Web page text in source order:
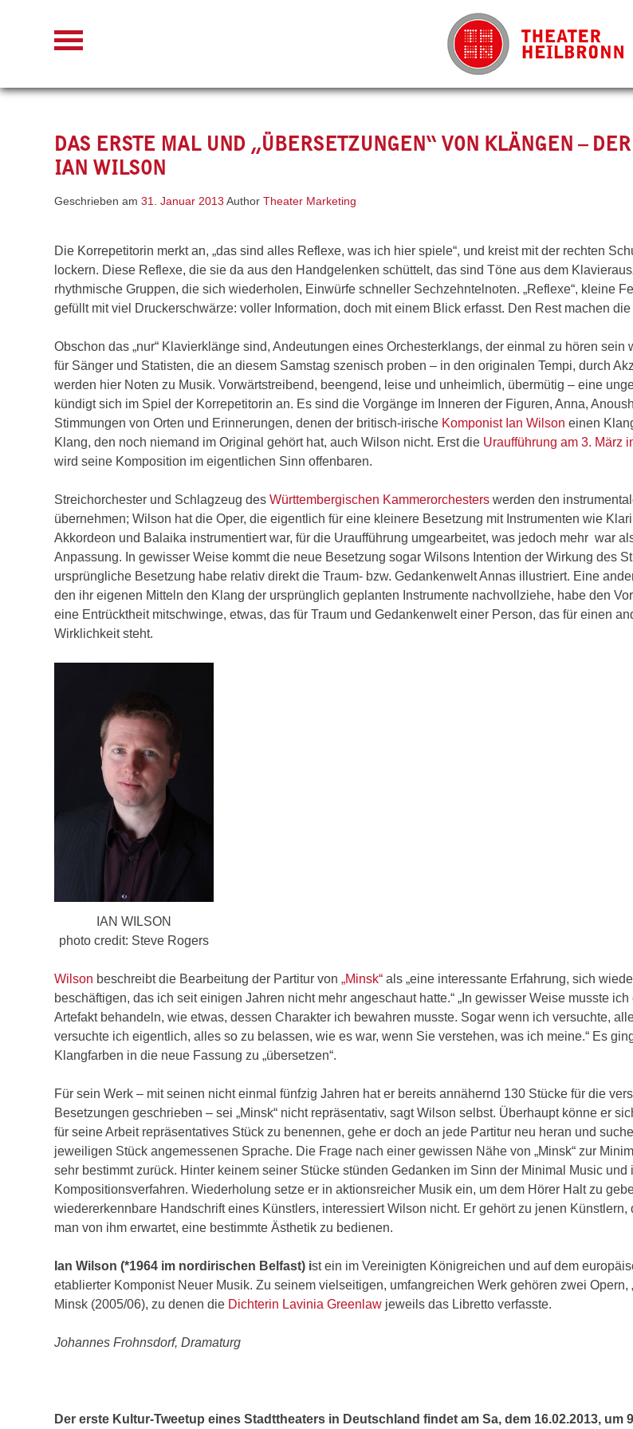
DAS ERSTE MAL UND „ÜBERSETZUNGEN“ VON KLÄNGEN –
IAN WILSON
Geschrieben am 31. Januar 2013 Author Theater Marketing
Die Korrepetitorin merkt an, „das sind alles Reflexe, was ich hier spiele“, und kreist mit der rechten
lockern. Diese Reflexe, die sie da aus den Handgelenken schüttelt, das sind Töne aus dem
rhythmische Gruppen, die sich wiederholen, Einwürfe schneller Sechzehntelnoten. „Reflexe“, kleine
gefüllt mit viel Druckerschwärze: voller Information, doch mit einem Blick erfasst. Den Rest machen
Obschon das „nur“ Klavierklänge sind, Andeutungen eines Orchesterklangs, der einmal zu hören sein
für Sänger und Statisten, die an diesem Samstag szenisch proben – in den originalen Tempi, durch
werden hier Noten zu Musik. Vorwärtstreibend, beengend, leise und unheimlich, übermütig – eine
kündigt sich im Spiel der Korrepetitorin an. Es sind die Vorgänge im Inneren der Figuren, Anna,
Stimmungen von Orten und Erinnerungen, denen der britisch-irische Komponist Ian Wilson einen
Klang, den noch niemand im Original gehört hat, auch Wilson nicht. Erst die Uraufführung am 3. März
wird seine Komposition im eigentlichen Sinn offenbaren.
Streichorchester und Schlagzeug des Württembergischen Kammerorchesters werden den
übernehmen; Wilson hat die Oper, die eigentlich für eine kleinere Besetzung mit Instrumenten wie
Akkordeon und Balaika instrumentiert war, für die Uraufführung umgearbeitet, was jedoch mehr war
Anpassung. In gewisser Weise kommt die neue Besetzung sogar Wilsons Intention der Wirkung des
ursprüngliche Besetzung habe relativ direkt die Traum- bzw. Gedankenwelt Annas illustriert. Eine
den ihr eigenen Mitteln den Klang der ursprünglich geplanten Instrumente nachvollziehe, habe den
eine Entrücktheit mitschwinge, etwas, das für Traum und Gedankenwelt einer Person, das für einen
Wirklichkeit steht.
IAN WILSON
photo credit: Steve Rogers
Wilson beschreibt die Bearbeitung der Partitur von „Minsk“ als „eine interessante Erfahrung, sich
beschäftigen, das ich seit einigen Jahren nicht mehr angeschaut hatte.“ „In gewisser Weise musste
Artefakt behandeln, wie etwas, dessen Charakter ich bewahren musste. Sogar wenn ich versuchte,
versuchte ich eigentlich, alles so zu belassen, wie es war, wenn Sie verstehen, was ich meine.“ Es
Klangfarben in die neue Fassung zu „übersetzen“.
Für sein Werk – mit seinen nicht einmal fünfzig Jahren hat er bereits annähernd 130 Stücke für die
Besetzungen geschrieben – sei „Minsk“ nicht repräsentativ, sagt Wilson selbst. Überhaupt könne er
für seine Arbeit repräsentatives Stück zu benennen, gehe er doch an jede Partitur neu heran und
jeweiligen Stück angemessenen Sprache. Die Frage nach einer gewissen Nähe von „Minsk“ zur
sehr bestimmt zurück. Hinter keinem seiner Stücke stünden Gedanken im Sinn der Minimal Music und
Kompositionsverfahren. Wiederholung setze er in aktionsreicher Musik ein, um dem Hörer Halt zu
wiedererkennbare Handschrift eines Künstlers, interessiert Wilson nicht. Er gehört zu jenen
man von ihm erwartet, eine bestimmte Ästhetik zu bedienen.
Ian Wilson (*1964 im nordirischen Belfast) ist ein im Vereinigten Königreichen und auf dem
etablierter Komponist Neuer Musik. Zu seinem vielseitigen, umfangreichen Werk gehören zwei Opern,
Minsk (2005/06), zu denen die Dichterin Lavinia Greenlaw jeweils das Libretto verfasste.
Johannes Frohnsdorf, Dramaturg
Der erste Kultur-Tweetup eines Stadttheaters in Deutschland findet am Sa, dem 16.02.2013, um